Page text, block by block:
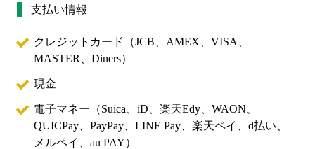
支払い情報
クレジットカード（JCB、AMEX、VISA、
MASTER、Diners）
現金
電子マネー（Suica、iD、楽天Edy、WAON、
QUICPay、PayPay、LINE Pay、楽天ペイ、d払い、
メルペイ、au PAY）